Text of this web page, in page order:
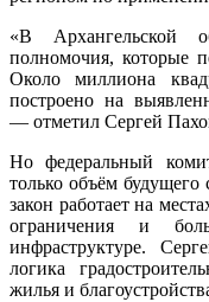
«В Архангельской
полномочия, которые
Около миллиона
построено на
— отметил Сергей
Но федеральный
только объём
закон работает на
ограничения и
инфраструктуре.
логика
жилья и